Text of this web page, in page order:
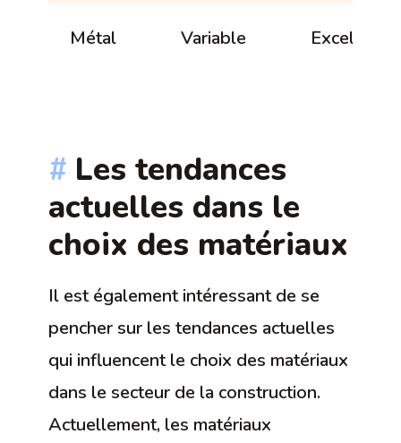
Métal Variable Excellente
Les tendances
actuelles dans le
choix des matériaux
Il est également intéressant de se
pencher sur les tendances actuelles
qui influencent le choix des matériaux
dans le secteur de la construction.
Actuellement, les matériaux